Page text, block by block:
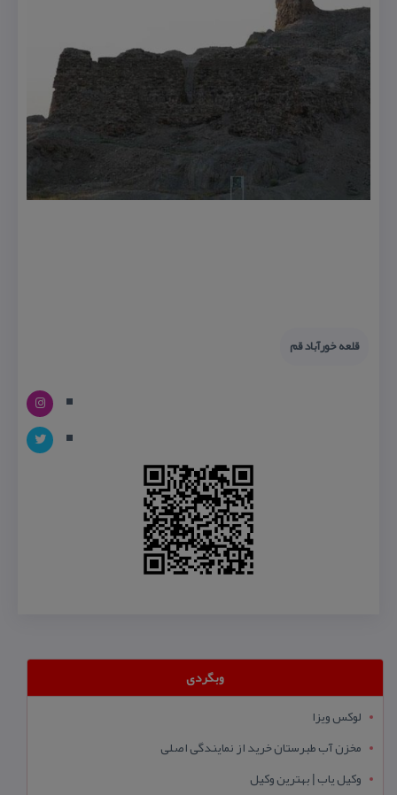
قلعه خورآباد قم
وبگردی
لوکس ویزا
مخزن آب طبرستان خرید از نمایندگی اصلی
وکیل یاب | بهترین وکیل